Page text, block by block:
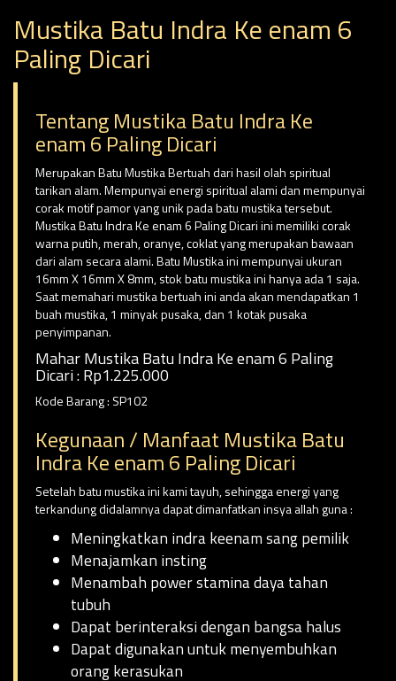
Mustika Batu Indra Ke enam 6
Paling Dicari
Tentang Mustika Batu Indra Ke
enam 6 Paling Dicari
Merupakan Batu Mustika Bertuah dari hasil olah spiritual
tarikan alam. Mempunyai energi spiritual alami dan mempunyai
corak motif pamor yang unik pada batu mustika tersebut.
Mustika Batu Indra Ke enam 6 Paling Dicari ini memiliki corak
warna putih, merah, oranye, coklat yang merupakan bawaan
dari alam secara alami. Batu Mustika ini mempunyai ukuran
16mm X 16mm X 8mm, stok batu mustika ini hanya ada 1 saja.
Saat memahari mustika bertuah ini anda akan mendapatkan 1
buah mustika, 1 minyak pusaka, dan 1 kotak pusaka
penyimpanan.
Mahar Mustika Batu Indra Ke enam 6 Paling
Dicari : Rp1.225.000
Kode Barang : SP102
Kegunaan / Manfaat Mustika Batu
Indra Ke enam 6 Paling Dicari
Setelah batu mustika ini kami tayuh, sehingga energi yang
terkandung didalamnya dapat dimanfatkan insya allah guna :
Meningkatkan indra keenam sang pemilik
Menajamkan insting
Menambah power stamina daya tahan
tubuh
Dapat berinteraksi dengan bangsa halus
Dapat digunakan untuk menyembuhkan
orang kerasukan